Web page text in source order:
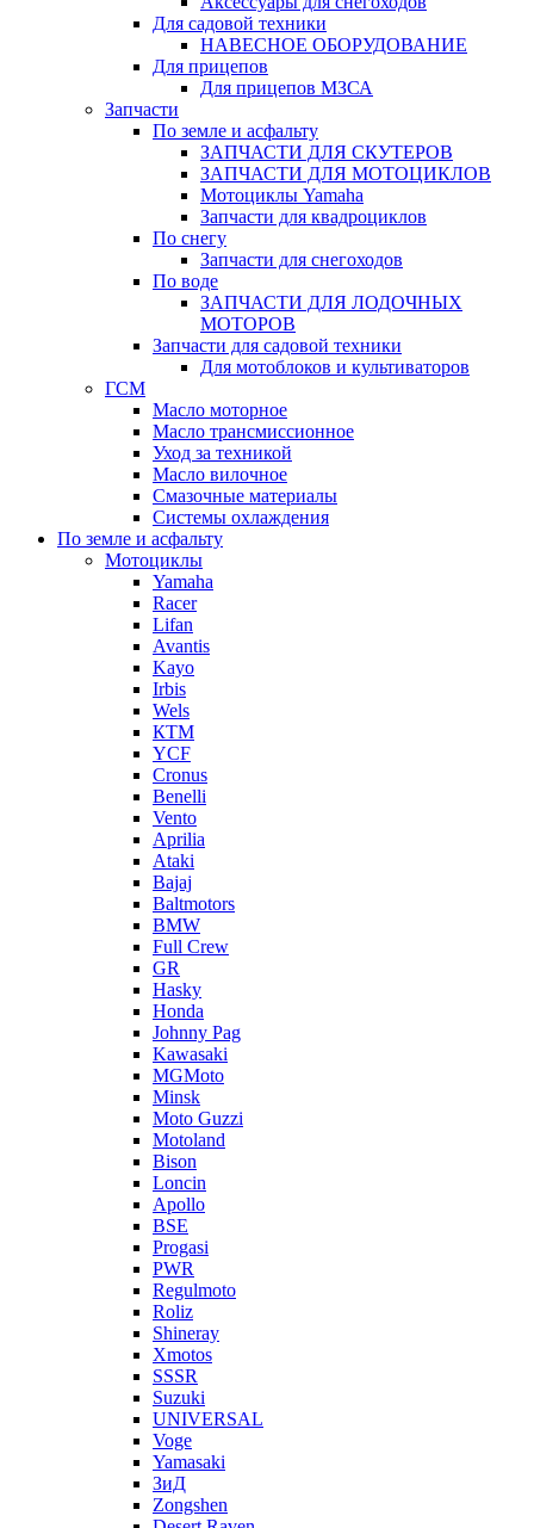
Для садовой техники
НАВЕСНОЕ ОБОРУДОВАНИЕ
Для прицепов
Для прицепов МЗСА
Запчасти
По земле и асфальту
ЗАПЧАСТИ ДЛЯ СКУТЕРОВ
ЗАПЧАСТИ ДЛЯ МОТОЦИКЛОВ
Мотоциклы Yamaha
Запчасти для квадроциклов
По снегу
Запчасти для снегоходов
По воде
ЗАПЧАСТИ ДЛЯ ЛОДОЧНЫХ
МОТОРОВ
Запчасти для садовой техники
Для мотоблоков и культиваторов
ГСМ
Масло моторное
Масло трансмиссионное
Уход за техникой
Масло вилочное
Смазочные материалы
Системы охлаждения
По земле и асфальту
Мотоциклы
Yamaha
Racer
Lifan
Avantis
Kayo
Irbis
Wels
КТМ
YCF
Cronus
Benelli
Vento
Aprilia
Ataki
Bajaj
Baltmotors
BMW
Full Crew
GR
Hasky
Honda
Johnny Pag
Kawasaki
MGMoto
Minsk
Moto Guzzi
Motoland
Bison
Loncin
Apollo
BSE
Progasi
PWR
Regulmoto
Roliz
Shineray
Xmotos
SSSR
Suzuki
UNIVERSAL
Voge
Yamasaki
ЗиД
Zongshen